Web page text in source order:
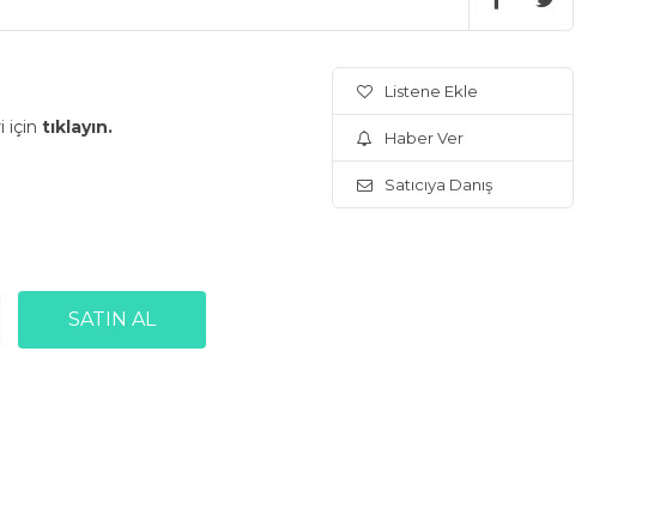
için tıklayın.
Listene Ekle
Haber Ver
Satıcıya Danış